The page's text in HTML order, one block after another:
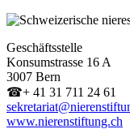
Geschäftsstelle
Konsumstrasse 16 A
3007 Bern
☎+ 41 31 711 24 61
www.nierenstiftung.ch